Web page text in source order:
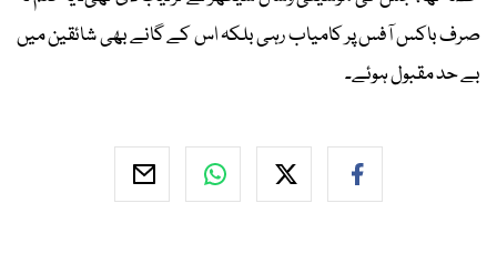
صرف باکس آفس پر کامیاب رہی بلکہ اس کے گانے بھی شائقین میں
بے حد مقبول ہوئے۔